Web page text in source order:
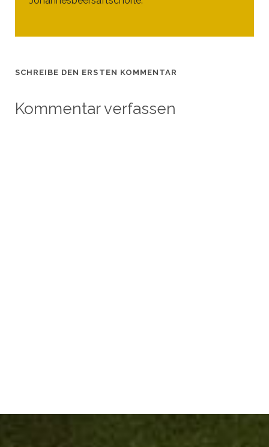
SCHREIBE DEN ERSTEN KOMMENTAR
Kommentar verfassen